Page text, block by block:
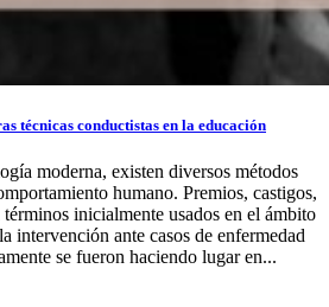
técnicas conductistas en la educación
moderna, existen diversos métodos
humano. Premios, castigos,
inicialmente usados en el ámbito
intervención ante casos de enfermedad
se fueron haciendo lugar en...